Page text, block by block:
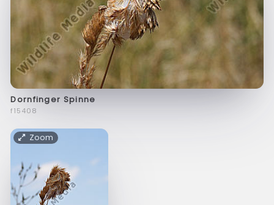
Dornfinger Spinne
f15408
Zoom